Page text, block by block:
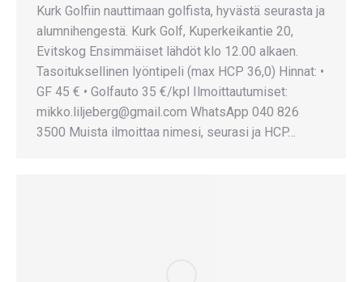
Kurk Golfiin nauttimaan golfista, hyvästä seurasta ja
alumnihengestä. Kurk Golf, Kuperkeikantie 20,
Evitskog Ensimmäiset lähdöt klo 12.00 alkaen.
Tasoituksellinen lyöntipeli (max HCP 36,0) Hinnat: •
GF 45 € • Golfauto 35 €/kpl Ilmoittautumiset:
mikko.liljeberg@gmail.com WhatsApp 040 826
3500 Muista ilmoittaa nimesi, seurasi ja HCP…